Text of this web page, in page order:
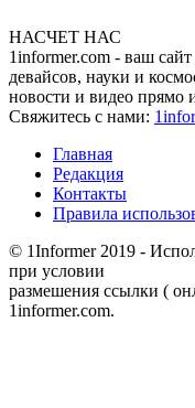
НАСЧЕТ НАС
1informer.com - ваш
девайсов, науки и
новости и видео прямо
Свяжитесь с нами:
Главная
Редакция
Контакты
Правила
© 1Informer 2019 -
при условии
размешения ссылки (
1informer.com.